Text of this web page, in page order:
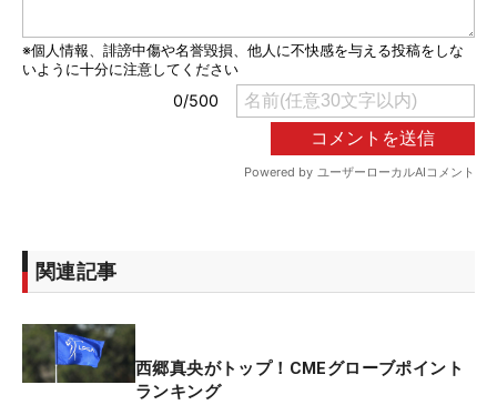
関連記事
西郷真央がトップ！CMEグローブポイント
ランキング